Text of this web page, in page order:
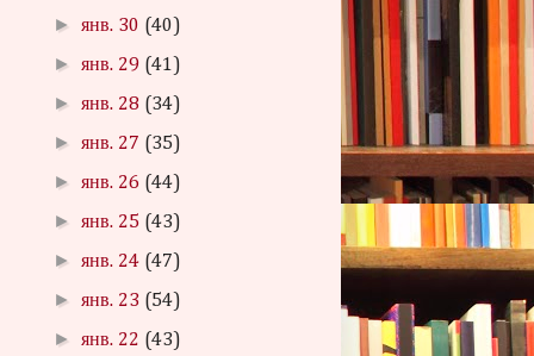
►янв. 30 (40)
►янв. 29 (41)
►янв. 28 (34)
►янв. 27 (35)
►янв. 26 (44)
►янв. 25 (43)
►янв. 24 (47)
►янв. 23 (54)
►янв. 22 (43)